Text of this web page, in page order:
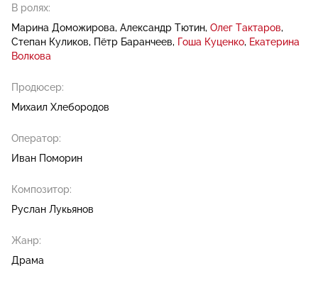
В ролях:
Марина Доможирова Александр Тютин Олег Тактаров
Степан Куликов
Пётр Баранчеев Гоша Куценко Екатерина
Волкова
Продюсер:
Михаил Хлебородов
Оператор:
Иван Поморин
Композитор:
Руслан Лукьянов
Жанр:
Драма